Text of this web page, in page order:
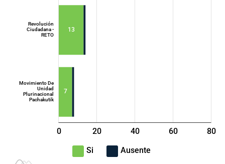
7
13
Movimiento De
Unidad
Plurinacional
Pachakutik
Revolución
Ciudadana -
RETO
L
-40
-20
0 20 40 60 80
100
Si
Ausente